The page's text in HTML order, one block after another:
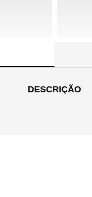
DESCRIÇÃO